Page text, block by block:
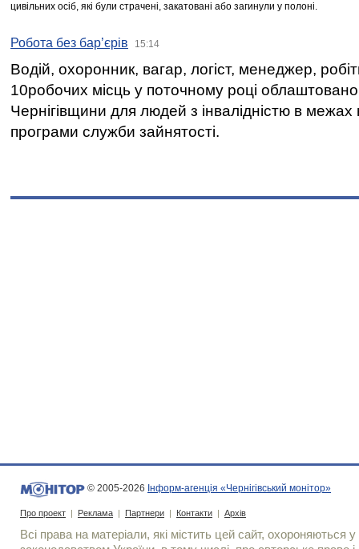
цивільних осіб, які були страчені, закатовані або загинули у полоні.
Робота без бар’єрів 15:14
Водій, охоронник, вагар, логіст, менеджер,
10робочих місць у поточному році
Чернігівщини для людей з інвалідністю в межах
програми служби зайнятості.
© 2005-2026 Інформ-агенція «Чернігівський монітор»
Про проект | Реклама | Партнери | Контакти | Архів
Всі права на матеріали, які містить цей сайт, охороняються у